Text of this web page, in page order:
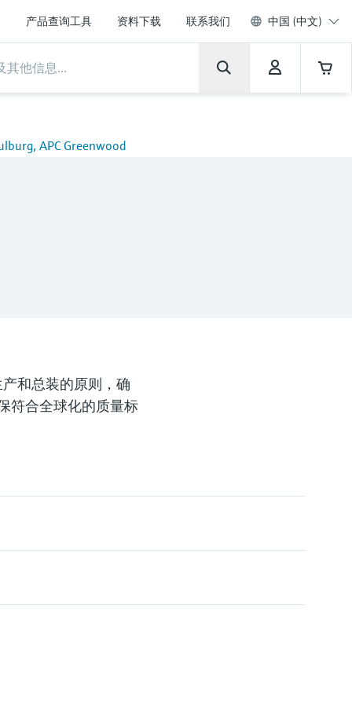
产品查询工具 资料下载 联系我们 中国 (中文)
APC Greenwood
和总装的原则，确
符合全球化的质量标